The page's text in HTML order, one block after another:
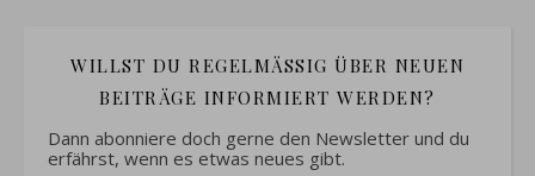
WILLST DU REGELMÄSSIG ÜBER NEUEN B
EITRÄGE INFORMIERT WERDEN?
Dann abonniere doch gerne den Newsletter und du
erfährst, wenn es etwas neues gibt.